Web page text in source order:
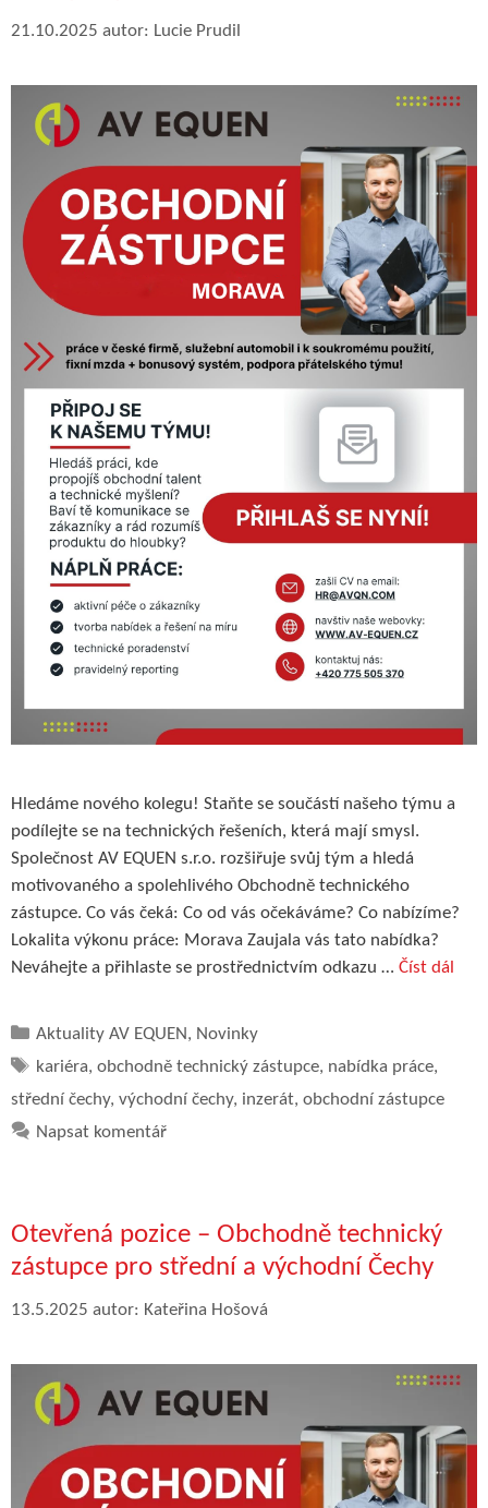
21.10.2025 autor: Lucie Prudil
Hledáme nového kolegu! Staňte se součástí našeho týmu a
podílejte se na technických řešeních, která mají smysl.
Společnost AV EQUEN s.r.o. rozšiřuje svůj tým a hledá
motivovaného a spolehlivého Obchodně technického
zástupce. Co vás čeká: Co od vás očekáváme? Co nabízíme?
Lokalita výkonu práce: Morava Zaujala vás tato nabídka?
Neváhejte a přihlaste se prostřednictvím odkazu … Číst dál
Rubriky
Aktuality AV EQUEN, Novinky
Štítky
kariéra,obchodně technický zástupce, nabídka práce,
střední čechy, východní čechy, inzerát, obchodní zástupce
Napsat komentář
Otevřená pozice – Obchodně technický
zástupce pro střední a východní Čechy
13.5.2025 autor: Kateřina Hošová